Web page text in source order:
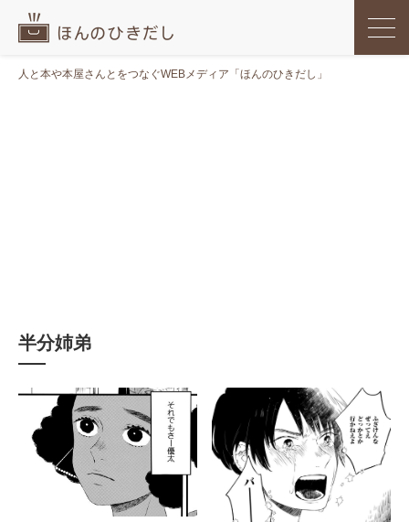
人と本や本屋さんとをつなぐWEBメディア「ほんのひきだし」
半分姉弟